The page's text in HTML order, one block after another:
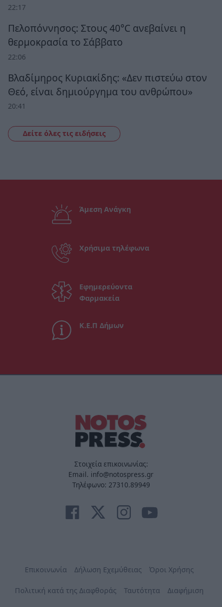
22:17
Πελοπόννησος: Στους 40°C ανεβαίνει η
θερμοκρασία το Σάββατο
22:06
Βλαδίμηρος Κυριακίδης: «Δεν πιστεύω στον
Θεό, είναι δημιούργημα του ανθρώπου»
20:41
Δείτε όλες τις ειδήσεις
Άμεση Ανάγκη
Χρήσιμα τηλέφωνα
Εφημερεύοντα
Φαρμακεία
Κ.Ε.Π Δήμων
Στοιχεία επικοινωνίας:
Email. info@notospress.gr
Τηλέφωνο: 27310.89949
Επικοινωνία Δήλωση Εχεμύθειας Όροι Χρήσης
Πολιτική κατά της Διαφθοράς Ταυτότητα Διαφήμιση